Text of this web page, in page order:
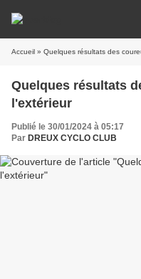
Accueil » Quelques résultats des
Quelques résultats
l'extérieur
Publié le 30/01/2024 à 05:17
Par DREUX CYCLO CLUB